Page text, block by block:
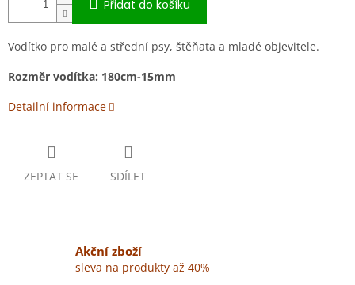
Přidat do košíku
Vodítko pro malé a střední psy, štěňata a mladé objevitele.
Rozměr vodítka: 180cm-15mm
Detailní informace
ZEPTAT SE SDÍLET
Akční zboží
sleva na produkty až 40%